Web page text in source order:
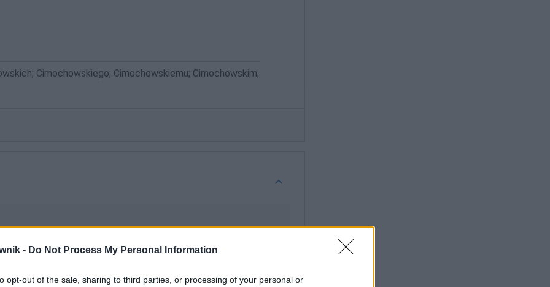
- Do Not Process My Personal Information
opt-out of the sale, sharing to third parties, or processing of your personal or
Cimochowskiego; Cimochowskiemu; Cimochowskim;